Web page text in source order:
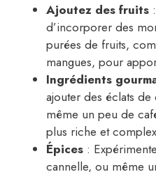
Ajoutez des fruits
d’incorporer des
purées de fruits,
mangues, pour
Ingrédients
ajouter des éclats
même un peu de
plus riche et
Épices :
cannelle, ou même